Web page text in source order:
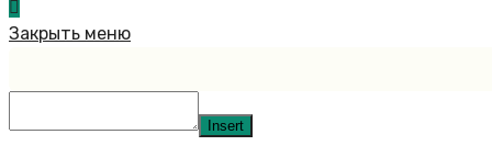
Закрыть меню
Insert